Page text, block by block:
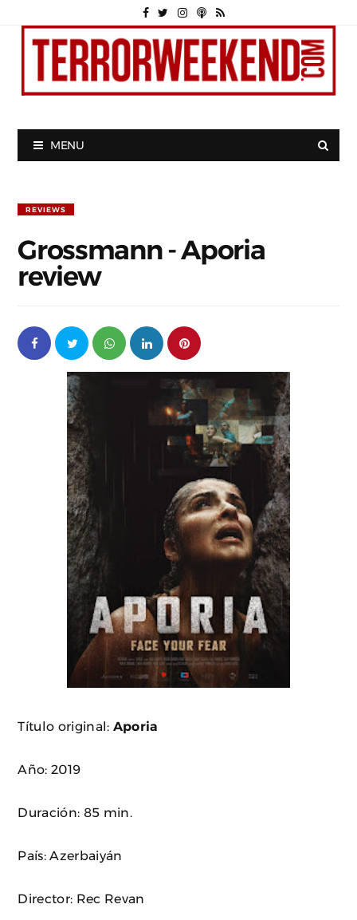
MENU
REVIEWS
Grossmann - Aporia
review
Título original: Aporia
Año: 2019
Duración: 85 min.
País: Azerbaiyán
Director: Rec Revan